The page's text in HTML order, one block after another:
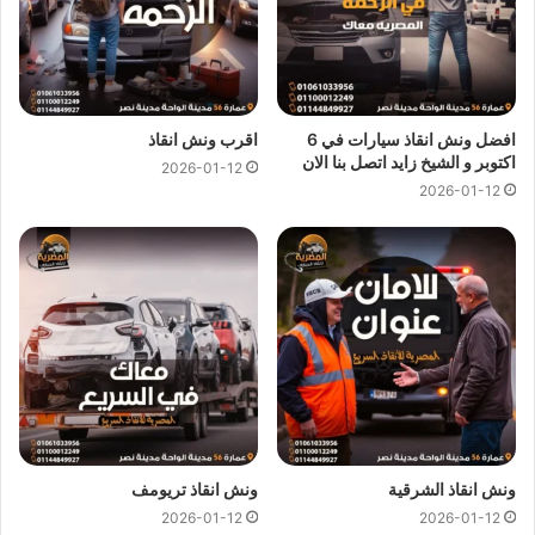
ارخص ونش انقاذ ، اسرع ونش انقاذ ، افضل ونش انقاذ ، اقرب ونش انقاذ ،
انقاذ السيارات ، انقاذ سيارات ، اوناش انقاذ السيارات ، تليفون ونش انقاذ ،
رقم ونش ، رقم ونش أنقاذ ، رقم ونش انقاذ ، ريكفري ، سحب سيارات ، سطحة
، سطحة سيارات ، نجدة طريق ، نقل سيارات ، ونش ، ونش امان ، ونش انقاذ
سريع ، ونش انقاذ قريب ، ونش سيارات ، ونش سيارة ، ونش طريق ، ونش
عربيات ، ونش نجدة ، ونش المصرية
افضل ونش انقاذ سيارات في 6
اكتوبر و الشيخ زايد اتصل بنا الان
2026-01-12
اقرب ونش انقاذ
2026-01-12
ونش انقاذ الشرقية
2026-01-12
ونش انقاذ تريومف
2026-01-12